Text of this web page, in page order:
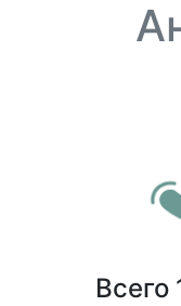
Всего